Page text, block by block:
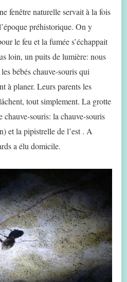
fenêtre naturelle servait à la fois
préhistorique. On y
le feu et la fumée s’échappait
loin, un puits de lumière: nous
bébés chauve-souris qui
à planer. Leurs parents les
tout simplement. La grotte
chauve-souris: la chauve-souris
et la pipistrelle de l’est . A
a élu domicile.